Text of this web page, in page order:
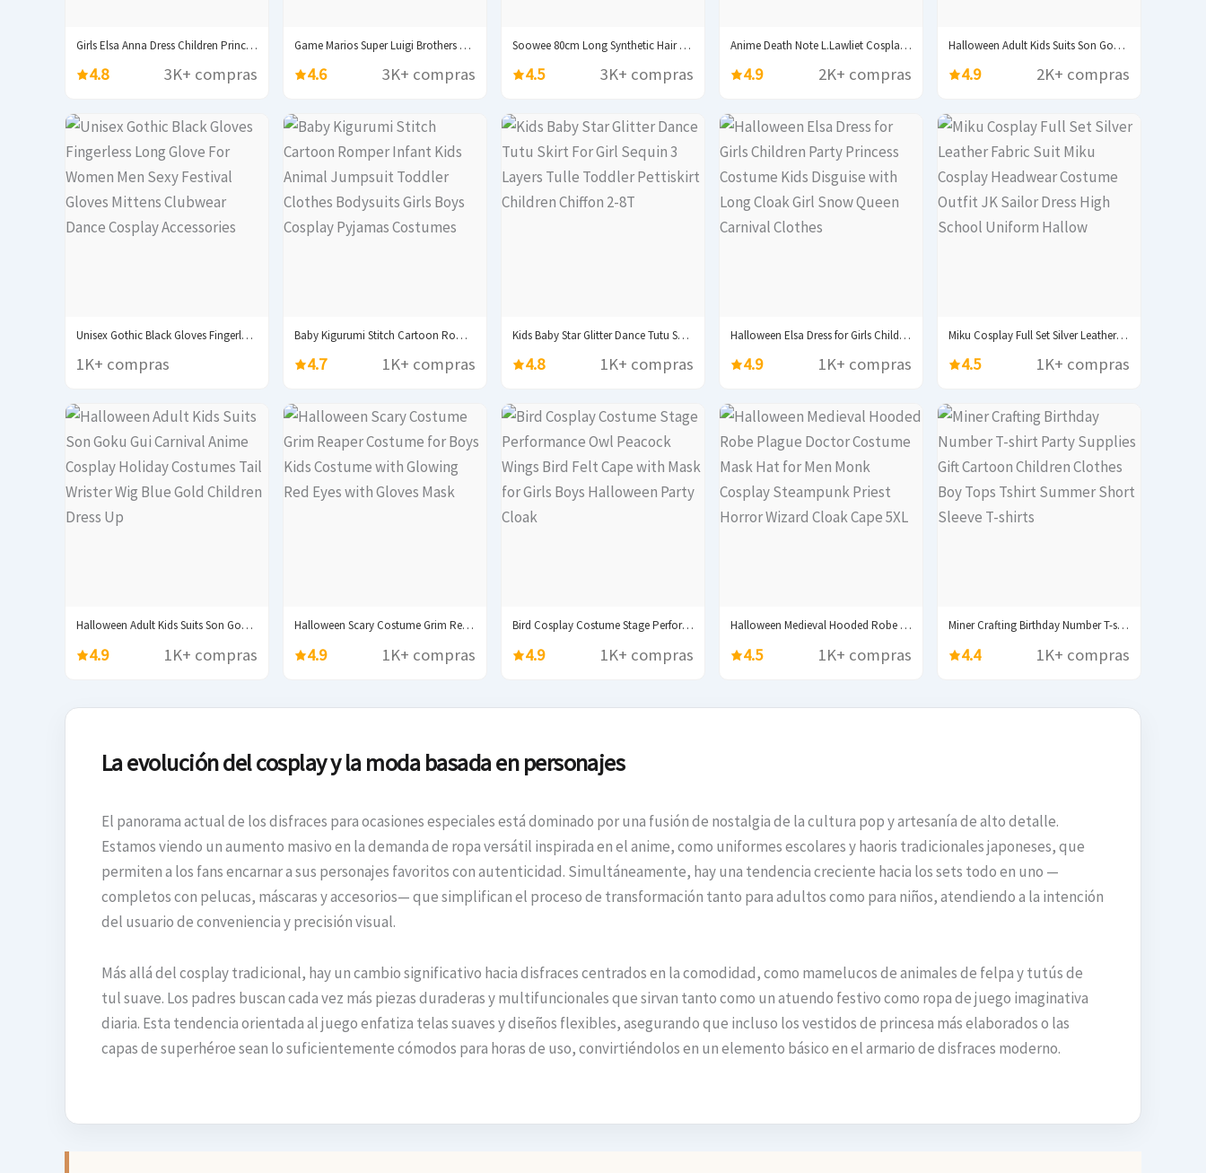
Girls Elsa Anna Dress Children Princess Carnival Dress...
4.8 3K+ compras
Game Marios Super Luigi Brothers Uniform Set Cosplay...
4.6 3K+ compras
Soowee 80cm Long Synthetic Hair White Purple Cosplay...
4.5 3K+ compras
Anime Death Note L.Lawliet Cosplay Doll Plush Stuffed...
4.9 2K+ compras
Halloween Adult Kids Suits Son Goku Gui Carnival...
4.9 2K+ compras
Unisex Gothic Black Gloves Fingerless Long Glove For...
1K+ compras
Baby Kigurumi Stitch Cartoon Romper Infant Kids Animal...
4.7 1K+ compras
Kids Baby Star Glitter Dance Tutu Skirt For...
4.8 1K+ compras
Halloween Elsa Dress for Girls Children Party Princess...
4.9 1K+ compras
Miku Cosplay Full Set Silver Leather Fabric Suit...
4.5 1K+ compras
Halloween Adult Kids Suits Son Goku Gui Carnival...
4.9 1K+ compras
Halloween Scary Costume Grim Reaper Costume for Boys...
4.9 1K+ compras
Bird Cosplay Costume Stage Performance Owl Peacock Wings...
4.9 1K+ compras
Halloween Medieval Hooded Robe Plague Doctor Costume Mask...
4.5 1K+ compras
Miner Crafting Birthday Number T-shirt Party Supplies Gift...
4.4 1K+ compras
La evolución del cosplay y la moda basada en personajes
El panorama actual de los disfraces para ocasiones especiales está dominado por una fusión de nostalgia de la cultura pop y artesanía de alto detalle.
Estamos viendo un aumento masivo en la demanda de ropa versátil inspirada en el anime, como uniformes escolares y haoris tradicionales japoneses, que
permiten a los fans encarnar a sus personajes favoritos con autenticidad. Simultáneamente, hay una tendencia creciente hacia los sets todo en uno —
completos con pelucas, máscaras y accesorios— que simplifican el proceso de transformación tanto para adultos como para niños, atendiendo a la intención
del usuario de conveniencia y precisión visual.
Más allá del cosplay tradicional, hay un cambio significativo hacia disfraces centrados en la comodidad, como mamelucos de animales de felpa y tutús de
tul suave. Los padres buscan cada vez más piezas duraderas y multifuncionales que sirvan tanto como un atuendo festivo como ropa de juego imaginativa
diaria. Esta tendencia orientada al juego enfatiza telas suaves y diseños flexibles, asegurando que incluso los vestidos de princesa más elaborados o las
capas de superhéroe sean lo suficientemente cómodos para horas de uso, convirtiéndolos en un elemento básico en el armario de disfraces moderno.